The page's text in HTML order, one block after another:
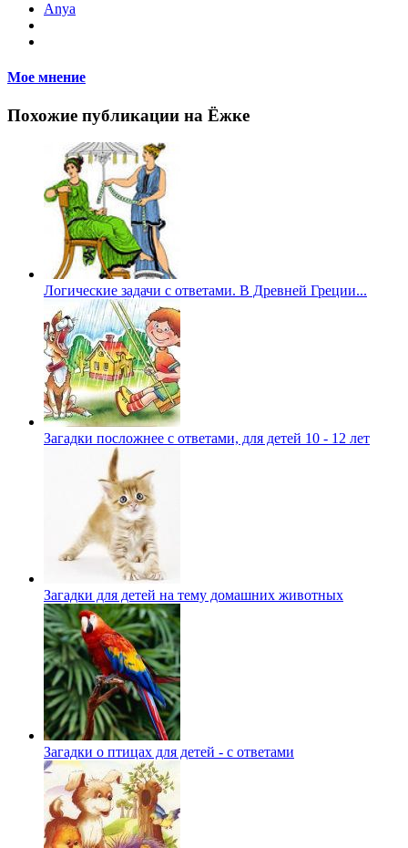
Anya
Мое мнение
Похожие публикации на Ёжке
Логические задачи с ответами. В Древней Греции...
Загадки посложнее с ответами, для детей 10 - 12 лет
Загадки для детей на тему домашних животных
Загадки о птицах для детей - с ответами